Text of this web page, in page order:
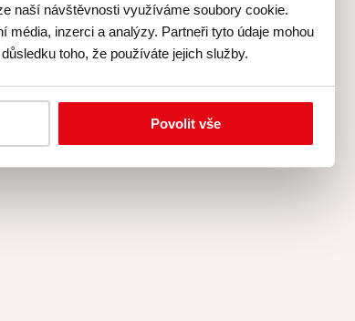
naší návštěvnosti využíváme soubory cookie.
inzerci a analýzy. Partneři tyto údaje mohou
toho, že používáte jejich služby.
Povolit vše
v klidu, žádný stres,
takový jsem ještě nejedla.
Určitě doporučuji